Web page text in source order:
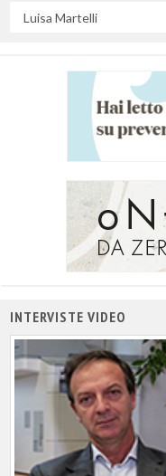
per
INTERVISTE VIDEO